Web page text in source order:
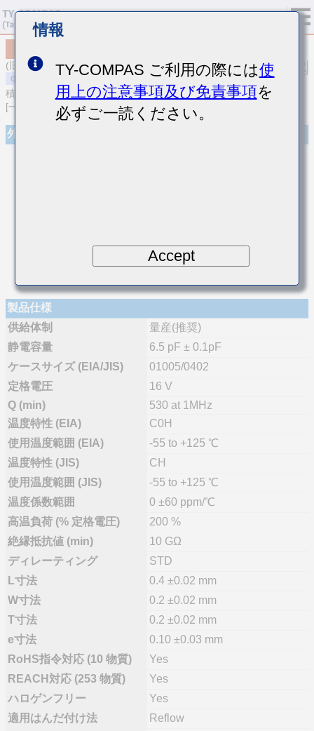
(旧品番 EMK042CH6R5BD-W)
積層セラミックコンデンサ
[一般用 積層セラミックコンデンサ (温度補償用)]
外観
製品仕様
供給体制
量産(推奨)
静電容量
6.5 pF ± 0.1pF
ケースサイズ (EIA/JIS)
01005/0402
定格電圧
16 V
Q (min)
530 at 1MHz
温度特性 (EIA)
C0H
使用温度範囲 (EIA)
-55 to +125 ℃
温度特性 (JIS)
CH
使用温度範囲 (JIS)
-55 to +125 ℃
温度係数範囲
0 ±60 ppm/℃
高温負荷 (% 定格電圧)
200 %
絶縁抵抗値 (min)
10 GΩ
ディレーティング
STD
L寸法
0.4 ±0.02 mm
W寸法
0.2 ±0.02 mm
T寸法
0.2 ±0.02 mm
e寸法
0.10 ±0.03 mm
RoHS指令対応 (10 物質)
Yes
REACH対応 (253 物質)
Yes
ハロゲンフリー
Yes
適用はんだ付け法
Reflow
情報
TY-COMPAS ご利用の際には使
用上の注意事項及び免責事項を
必ずご一読ください。
Accept